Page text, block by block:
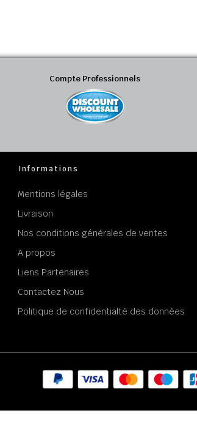
Compte Professionnels
Informations
Mentions légales
Livraison
Nos conditions générales de ventes
A propos
Liens Partenaires
Contactez Nous
Politique de confidentialté des données